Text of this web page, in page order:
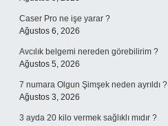
Caser Pro ne işe yarar ?
Ağustos 6, 2026
Avcılık belgemi nereden görebilirim ?
Ağustos 5, 2026
7 numara Olgun Şimşek neden ayrıldı ?
Ağustos 3, 2026
3 ayda 20 kilo vermek sağlıklı mıdır ?